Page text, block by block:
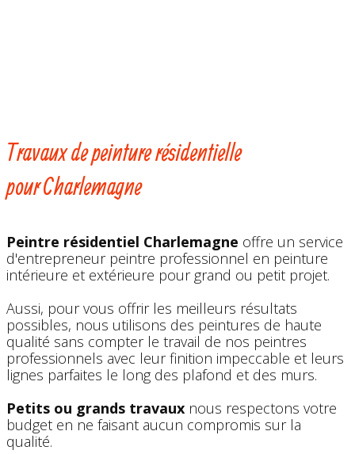
Travaux de peinture résidentielle
pour ​​Charlemagne
Peintre résidentiel ​​​Charlemagne offre un service
d'entrepreneur peintre professionnel en peinture
intérieure et extérieure pour grand ou petit projet.
Aussi, pour vous offrir les meilleurs résultats
possibles, nous utilisons des peintures de haute
qualité sans compter le travail de nos peintres
professionnels avec leur finition impeccable et leurs
lignes parfaites le long des plafond et des murs.
Petits ou grands travaux nous respectons votre
budget en ne faisant aucun compromis sur la
qualité.